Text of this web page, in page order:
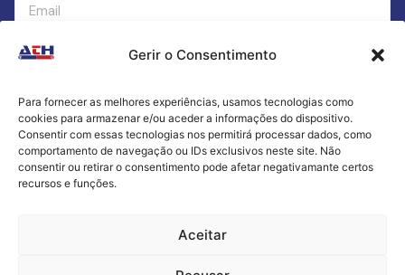
Gerir o Consentimento
Para fornecer as melhores experiências, usamos tecnologias como
cookies para armazenar e/ou aceder a informações do dispositivo.
Consentir com essas tecnologias nos permitirá processar dados, como
comportamento de navegação ou IDs exclusivos neste site. Não
consentir ou retirar o consentimento pode afetar negativamante certos
recursos e funções.
Aceitar
Submeter
Criamos a cozinha perfeita para o seu sucesso
gastronómico!